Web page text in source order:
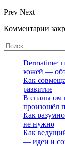
Prev Next
Комментарии
Dermatime:
кожей —
Как
развитие
В спальном
произошёл
Как
не нужно
Как
— идеи и